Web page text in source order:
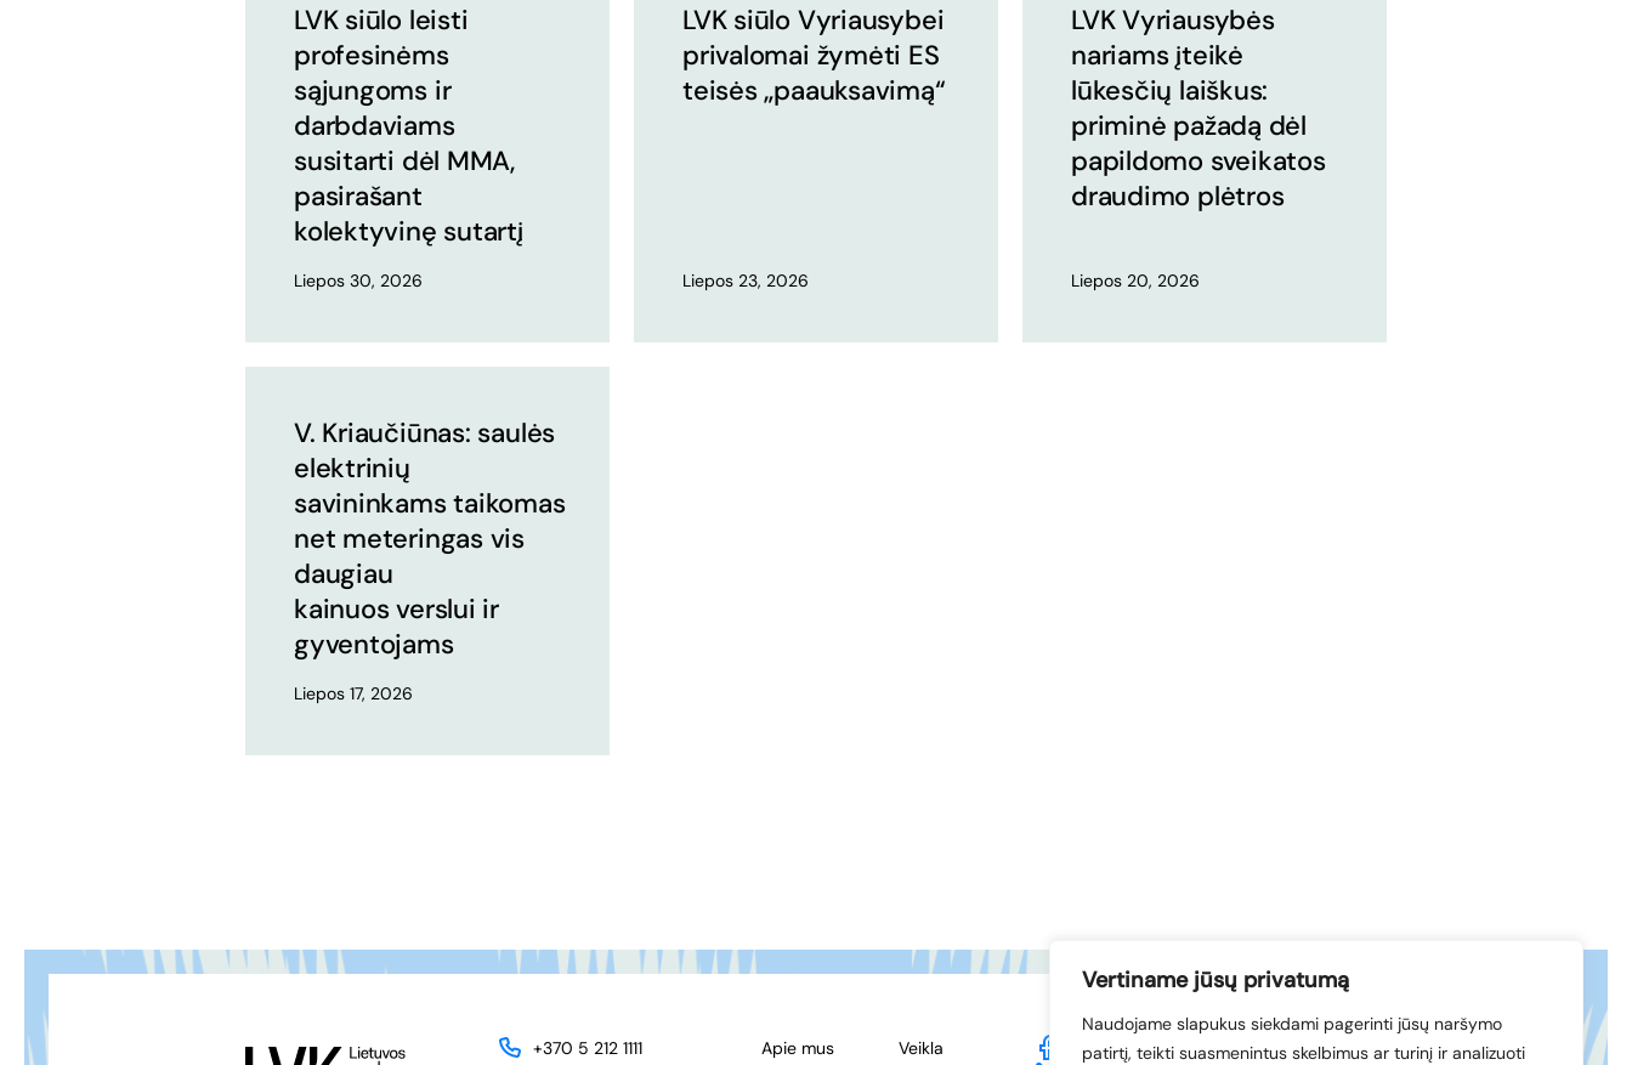
Vertiname jūsų privatumą
Naudojame slapukus siekdami pagerinti jūsų naršymo
patirtį, teikti suasmenintus skelbimus ar turinį ir analizuoti
LVK siūlo leisti
profesinėms
sąjungoms ir
darbdaviams
susitarti dėl MMA,
pasirašant
kolektyvinę sutartį
Liepos 30, 2026
LVK siūlo Vyriausybei
privalomai žymėti ES
teisės „paauksavimą“
Liepos 23, 2026
LVK Vyriausybės
nariams įteikė
lūkesčių laiškus:
priminė pažadą dėl
papildomo sveikatos
draudimo plėtros
Liepos 20, 2026
V. Kriaučiūnas: saulės
elektrinių
savininkams taikomas
net meteringas vis
daugiau
kainuos verslui ir
gyventojams
Liepos 17, 2026
+370 5 212 1111
Apie mus Veikla
Facebook
© 1994-2026 LVK